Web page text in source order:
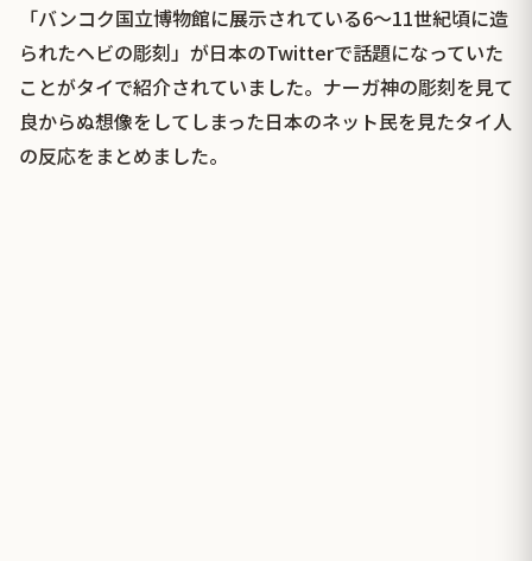
「バンコク国立博物館に展示されている6〜11世紀頃に造
られたヘビの彫刻」が日本のTwitterで話題になっていた
ことがタイで紹介されていました。ナーガ神の彫刻を見て
良からぬ想像をしてしまった日本のネット民を見たタイ人
の反応をまとめました。